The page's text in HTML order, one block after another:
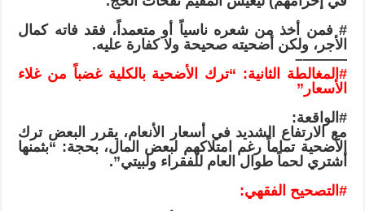
# فمن أخذ من شعره ناسياً أو متعمداً، فقد فاته كمال
الأجر، ولكن أضحيته صحيحة ولا كفارة عليه.
———–
#المغالطة الثانية: “ترك الأضحية بالكلية غضباً من غلاء
الأسعار”
#الواقعة:
مع الارتفاع الشديد في أسعار الأنعام، يقرر البعض ترك
الأضحية تماماً رغم امتلاكهم لبعض المال، بحجة: “بثمنها
أشتري لحماً طوال العام للفقراء ولبيتي”.
#التصحيح الفقهي: